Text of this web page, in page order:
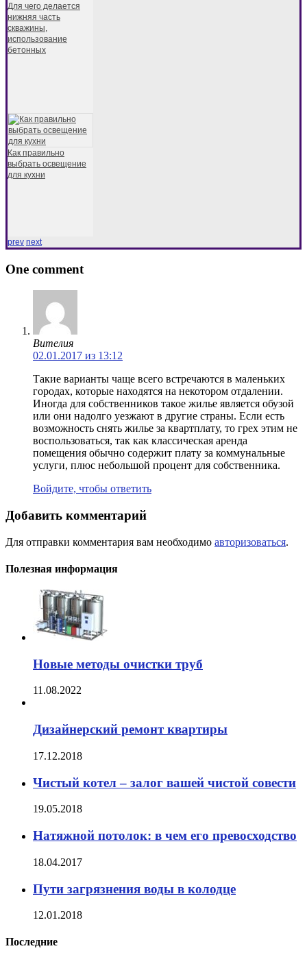
Для чего делается
нижняя часть
скважины,
использование
бетонных
Как правильно
выбрать освещение
для кухни
prev next
One comment
Вителия
02.01.2017 из 13:12
Такие варианты чаще всего встречаются в маленьких
городах, которые находятся на некотором отдалении.
Иногда для собственников такое жилье является обузой
или они надолго уезжают в другие страны. Если есть
возможность снять жилье за квартплату, то грех этим не
воспользоваться, так как классическая аренда
помещения обычно содержит плату за коммунальные
услуги, плюс небольшой процент для собственника.
Войдите, чтобы ответить
Добавить комментарий
Для отправки комментария вам необходимо авторизоваться.
Полезная информация
Новые методы очистки труб
11.08.2022
Дизайнерский ремонт квартиры
17.12.2018
Чистый котел – залог вашей чистой совести
19.05.2018
Натяжной потолок: в чем его превосходство
18.04.2017
Пути загрязнения воды в колодце
12.01.2018
Последние